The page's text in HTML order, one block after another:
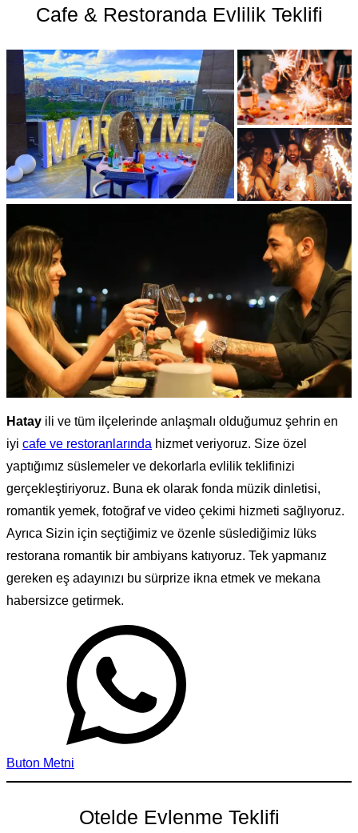
Cafe & Restoranda Evlilik Teklifi
Hatay ili ve tüm ilçelerinde anlaşmalı olduğumuz şehrin en
iyi cafe ve restoranlarında hizmet veriyoruz. Size özel
yaptığımız süslemeler ve dekorlarla evlilik teklifinizi
gerçekleştiriyoruz. Buna ek olarak fonda müzik dinletisi,
romantik yemek, fotoğraf ve video çekimi hizmeti sağlıyoruz.
Ayrıca Sizin için seçtiğimiz ve özenle süslediğimiz lüks
restorana romantik bir ambiyans katıyoruz. Tek yapmanız
gereken eş adayınızı bu sürprize ikna etmek ve mekana
habersizce getirmek.
Buton Metni
Otelde Evlenme Teklifi